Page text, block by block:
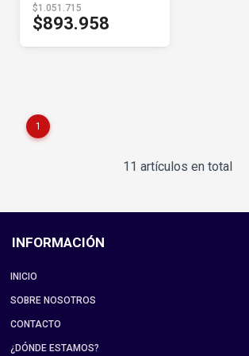
$1.051.715
$893.958
1
11 artículos en total
INFORMACIÓN
INICIO
SOBRE NOSOTROS
CONTACTO
¿DÓNDE ESTAMOS?